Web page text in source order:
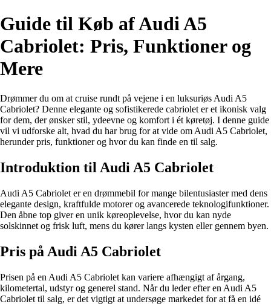
Guide til Køb af Audi A5
Cabriolet: Pris, Funktioner og
Mere
Drømmer du om at cruise rundt på vejene i en luksuriøs Audi A5
Cabriolet? Denne elegante og sofistikerede cabriolet er et ikonisk valg
for dem, der ønsker stil, ydeevne og komfort i ét køretøj. I denne guide
vil vi udforske alt, hvad du har brug for at vide om Audi A5 Cabriolet,
herunder pris, funktioner og hvor du kan finde en til salg.
Introduktion til Audi A5 Cabriolet
Audi A5 Cabriolet er en drømmebil for mange bilentusiaster med dens
elegante design, kraftfulde motorer og avancerede teknologifunktioner.
Den åbne top giver en unik køreoplevelse, hvor du kan nyde
solskinnet og frisk luft, mens du kører langs kysten eller gennem byen.
Pris på Audi A5 Cabriolet
Prisen på en Audi A5 Cabriolet kan variere afhængigt af årgang,
kilometertal, udstyr og generel stand. Når du leder efter en Audi A5
Cabriolet til salg, er det vigtigt at undersøge markedet for at få en idé